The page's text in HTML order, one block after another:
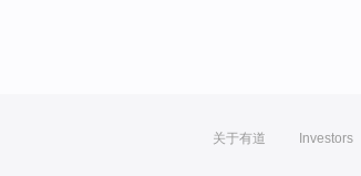
关于有道 Investors